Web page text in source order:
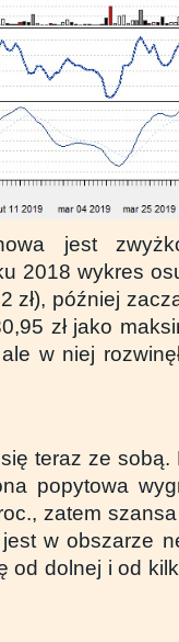
jest
2018 wykres
zł), później
zł jako
w niej
teraz ze
popytowa
zatem
w obszarze
od dolnej i od